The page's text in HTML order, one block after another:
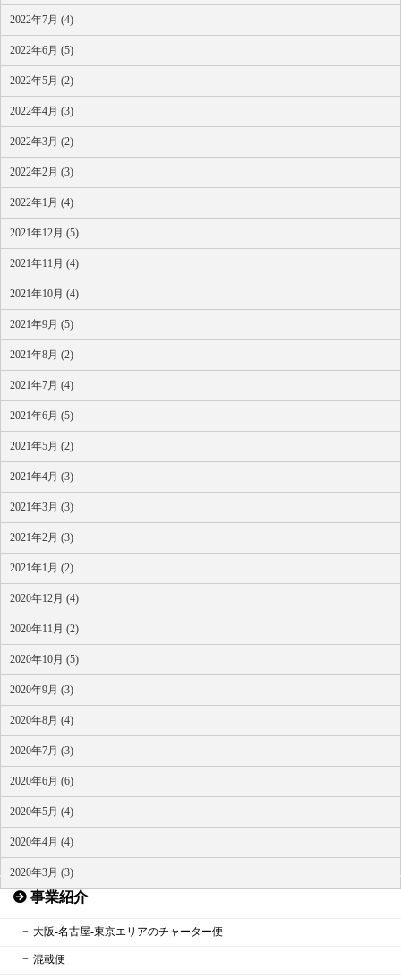
2022年7月 (4)
2022年6月 (5)
2022年5月 (2)
2022年4月 (3)
2022年3月 (2)
2022年2月 (3)
2022年1月 (4)
2021年12月 (5)
2021年11月 (4)
2021年10月 (4)
2021年9月 (5)
2021年8月 (2)
2021年7月 (4)
2021年6月 (5)
2021年5月 (2)
2021年4月 (3)
2021年3月 (3)
2021年2月 (3)
2021年1月 (2)
2020年12月 (4)
2020年11月 (2)
2020年10月 (5)
2020年9月 (3)
2020年8月 (4)
2020年7月 (3)
2020年6月 (6)
2020年5月 (4)
2020年4月 (4)
2020年3月 (3)
HOME
事業紹介
大阪‐名古屋‐東京エリアのチャーター便
混載便